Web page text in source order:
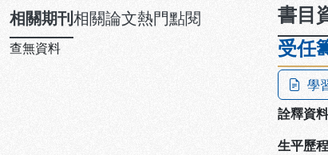
相關期刊相關論文熱門點閱
查無資料
書目
受任
學
詮釋資
生平歷程